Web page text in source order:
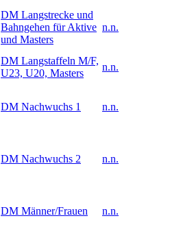
DM Langstrecke und
Bahngehen für Aktive
und Masters
n.n.
DM Langstaffeln M/F,
U23, U20, Masters
n.n.
DM Nachwuchs 1 n.n.
DM Nachwuchs 2 n.n.
DM Männer/Frauen n.n.